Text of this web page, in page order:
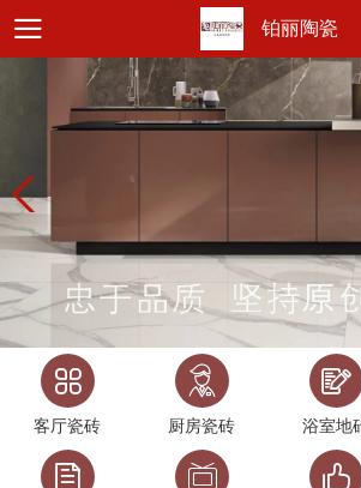
铂丽陶瓷
客厅瓷砖 厨房瓷砖 浴室地